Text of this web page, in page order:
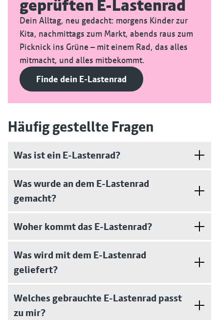
geprüften E-Lastenrad
Dein Alltag, neu gedacht: morgens Kinder zur
Kita, nachmittags zum Markt, abends raus zum
Picknick ins Grüne – mit einem Rad, das alles
mitmacht, und alles mitbekommt.
Finde dein E-Lastenrad
Häufig gestellte Fragen
Was ist ein E-Lastenrad?
Was wurde an dem E-Lastenrad
gemacht?
Woher kommt das E-Lastenrad?
Was wird mit dem E-Lastenrad
geliefert?
Welches gebrauchte E-Lastenrad passt
zu mir?